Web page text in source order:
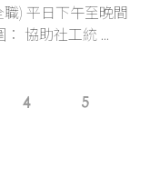
) 平日下午至晚間
： 協助社工統
4 5